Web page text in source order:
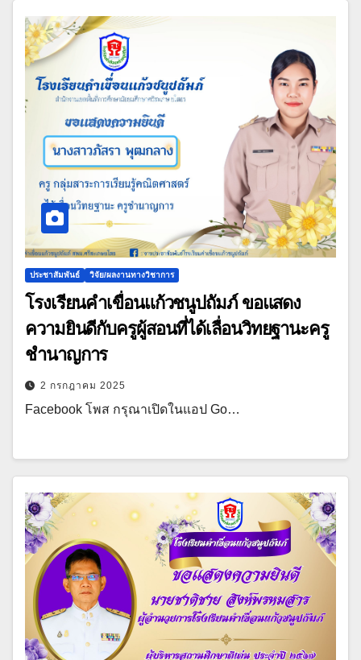
ประชาสัมพันธ์ วิจัย/ผลงานทางวิชาการ
โรงเรียนคำเขื่อนแก้วชนูปถัมภ์ ขอแสดง
ความยินดีกับครูผู้สอนที่ได้เลื่อนวิทยฐานะครู
ชำนาญการ
2 กรกฎาคม 2025
Facebook โพส กรุณาเปิดในแอป Go…